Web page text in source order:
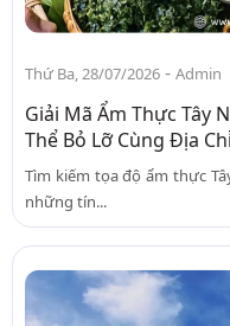
Thứ Ba, 28/07/2026 - Admin
Giải Mã Ẩm Thực Tây
Thể Bỏ Lỡ Cùng Địa
Tìm kiếm tọa độ ẩm thực
những tín...